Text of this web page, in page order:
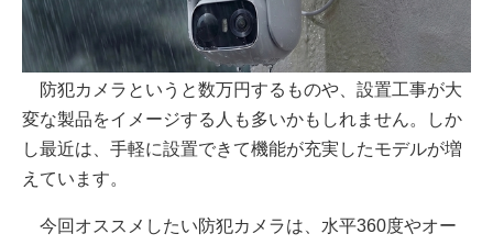
防犯カメラというと数万円するものや、設置工事が大
変な製品をイメージする人も多いかもしれません。しか
し最近は、手軽に設置できて機能が充実したモデルが増
えています。
今回オススメしたい防犯カメラは、水平360度やオー